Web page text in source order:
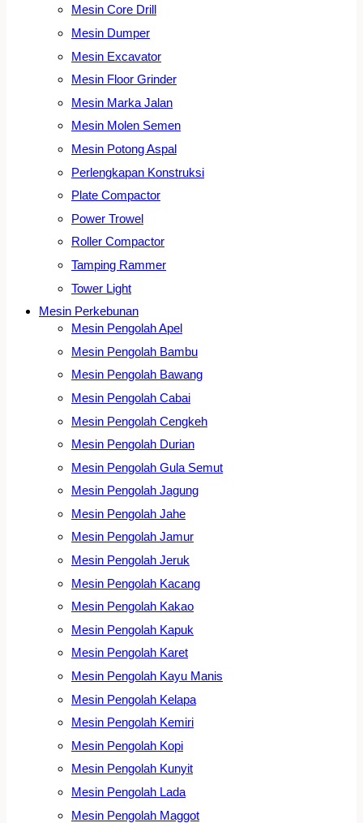
Mesin Core Drill
Mesin Dumper
Mesin Excavator
Mesin Floor Grinder
Mesin Marka Jalan
Mesin Molen Semen
Mesin Potong Aspal
Perlengkapan Konstruksi
Plate Compactor
Power Trowel
Roller Compactor
Tamping Rammer
Tower Light
Mesin Perkebunan
Mesin Pengolah Apel
Mesin Pengolah Bambu
Mesin Pengolah Bawang
Mesin Pengolah Cabai
Mesin Pengolah Cengkeh
Mesin Pengolah Durian
Mesin Pengolah Gula Semut
Mesin Pengolah Jagung
Mesin Pengolah Jahe
Mesin Pengolah Jamur
Mesin Pengolah Jeruk
Mesin Pengolah Kacang
Mesin Pengolah Kakao
Mesin Pengolah Kapuk
Mesin Pengolah Karet
Mesin Pengolah Kayu Manis
Mesin Pengolah Kelapa
Mesin Pengolah Kemiri
Mesin Pengolah Kopi
Mesin Pengolah Kunyit
Mesin Pengolah Lada
Mesin Pengolah Maggot